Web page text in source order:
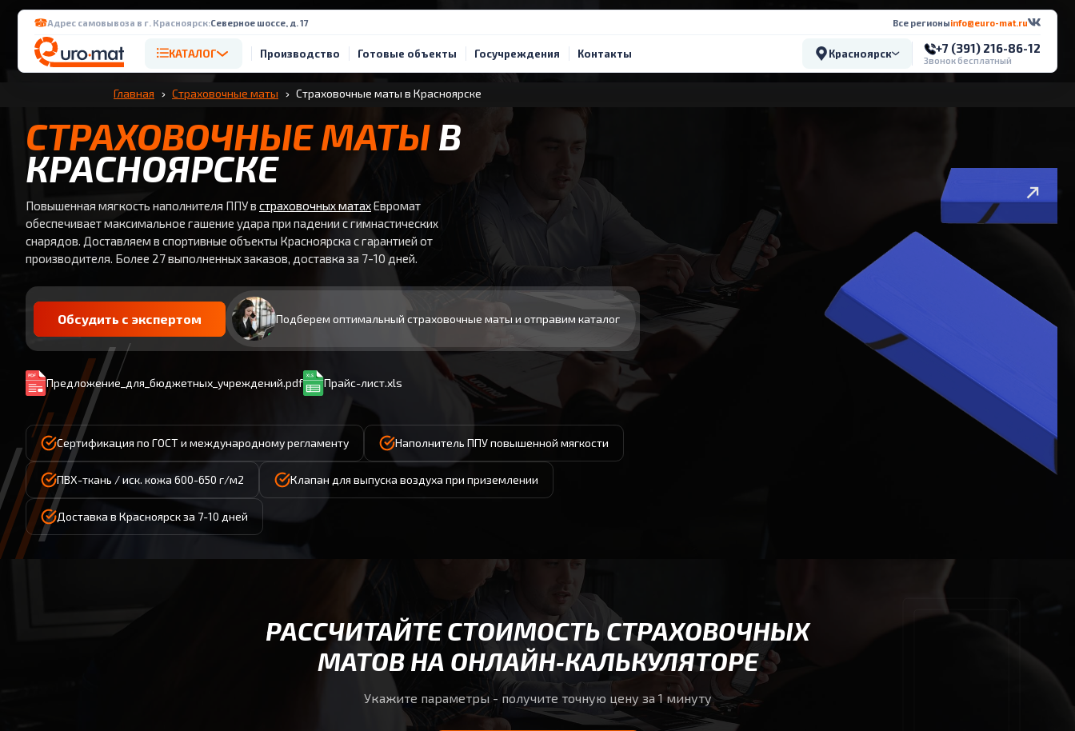
Адрес самовывоза в г. Красноярск:Северное шоссе, д. 17 Все регионыinfo@euro-mat.ru
КАТАЛОГ Производство Готовые объекты Госучреждения Контакты Красноярск +7 (391) 216-86-12
Звонок бесплатный
Главная Страховочные маты Страховочные маты в Красноярске
СТРАХОВОЧНЫЕ МАТЫ В
КРАСНОЯРСКЕ
Повышенная мягкость наполнителя ППУ в страховочных матахЕвромат
обеспечивает максимальное гашение удара при падении с гимнастических
снарядов. Доставляем в спортивные объекты Красноярска с гарантией от
производителя. Более 27 выполненных заказов, доставка за 7-10 дней.
Обсудить с экспертом Подберем оптимальный страховочные маты и отправим каталог
Предложение_для_бюджетных_учреждений.pdf Прайс-лист.xls
Сертификация по ГОСТ и международному регламенту Наполнитель ППУ повышенной мягкости
ПВХ-ткань / иск. кожа 600-650 г/м2 Клапан для выпуска воздуха при приземлении
Доставка в Красноярск за 7-10 дней
РАССЧИТАЙТЕ СТОИМОСТЬ СТРАХОВОЧНЫХ
МАТОВ НА ОНЛАЙН‑КАЛЬКУЛЯТОРЕ
Укажите параметры - получите точную цену за 1 минуту